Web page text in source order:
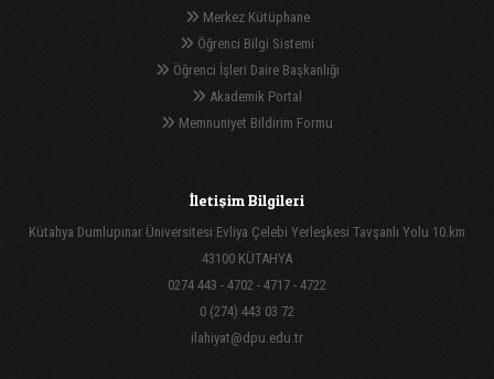
Merkez Kütüphane
Öğrenci Bilgi Sistemi
Öğrenci İşleri Daire Başkanlığı
Akademik Portal
Memnuniyet Bildirim Formu
İletişim Bilgileri
Kütahya Dumlupınar Üniversitesi Evliya Çelebi Yerleşkesi Tavşanlı Yolu 10.km
43100 KÜTAHYA
0274 443 - 4702 - 4717 - 4722
0 (274) 443 03 72
ilahiyat@dpu.edu.tr